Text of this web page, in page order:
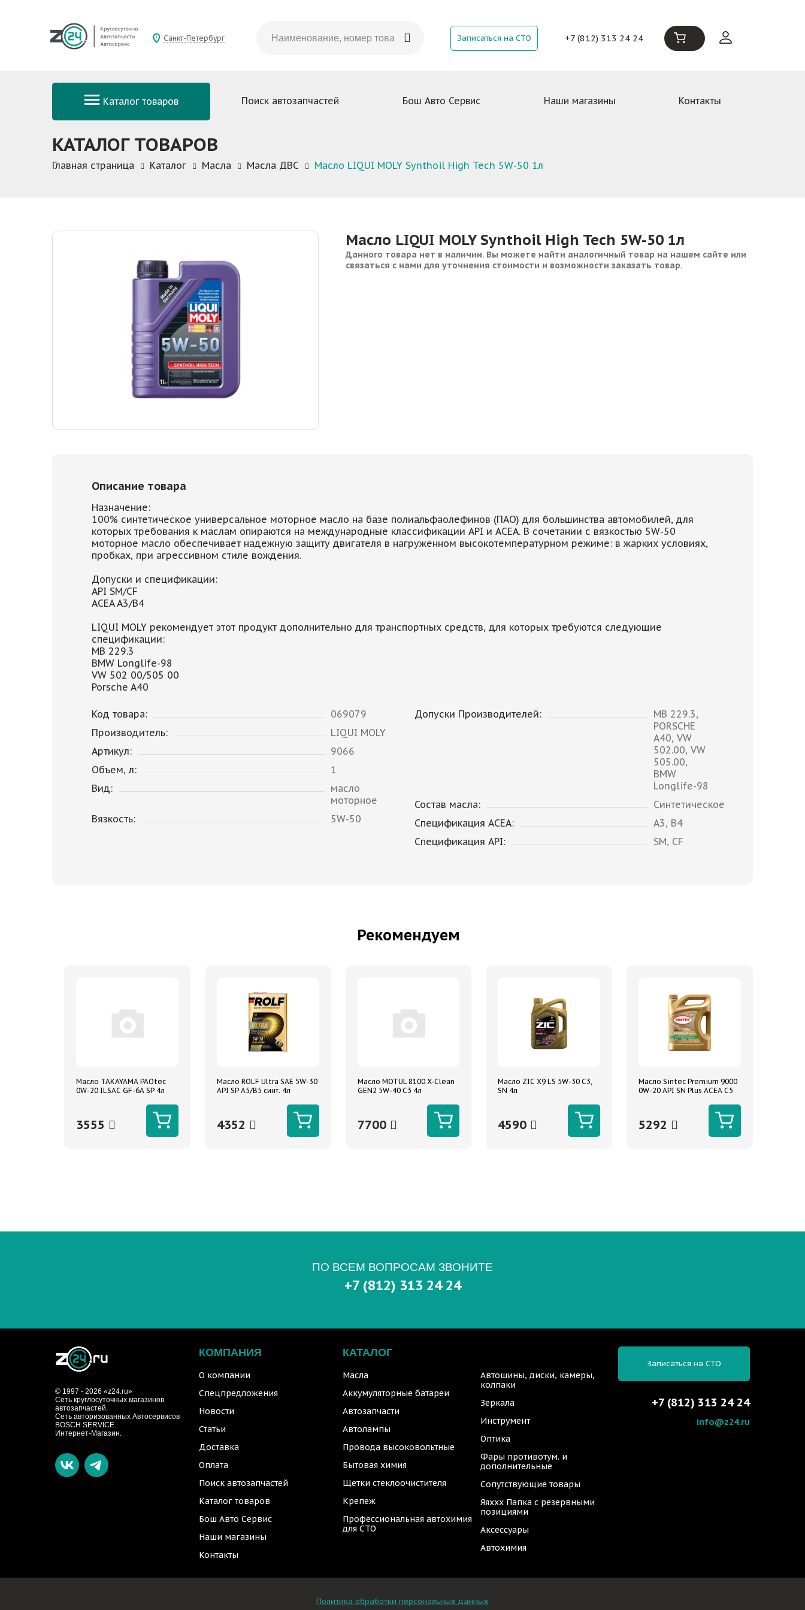
Санкт-Петербург Записаться на СТО +7 (812) 313 24 24
Каталог товаров Поиск автозапчастей Бош Авто Сервис Наши магазины Контакты
КАТАЛОГ ТОВАРОВ
Главная страница Каталог Масла Масла ДВС Масло LIQUI MOLY Synthoil High Tech 5W-50 1л
Масло LIQUI MOLY Synthoil High Tech 5W-50 1л
Данного товара нет в наличии. Вы можете найти аналогичный товар на нашем сайте или
связаться с нами для уточнения стоимости и возможности заказать товар.
Описание товара
Назначение:
100% синтетическое универсальное моторное масло на базе полиальфаолефинов (ПАО) для большинства автомобилей, для
которых требования к маслам опираются на международные классификации API и ACEA. В сочетании с вязкостью 5W-50
моторное масло обеспечивает надежную защиту двигателя в нагруженном высокотемпературном режиме: в жарких условиях,
пробках, при агрессивном стиле вождения.
Допуски и спецификации:
API SM/CF
ACEA A3/B4
LIQUI MOLY рекомендует этот продукт дополнительно для транспортных средств, для которых требуются следующие
спецификации:
MB 229.3
BMW Longlife-98
VW 502 00/505 00
Porsche A40
Код товара:
069079
Производитель:
LIQUI MOLY
Артикул:
9066
Объем, л:
1
Вид:
масло
моторное
Вязкость:
5W-50
Допуски Производителей:
MB 229.3,
PORSCHE
A40, VW
502.00, VW
505.00,
BMW
Longlife-98
Состав масла:
Синтетическое
Спецификация ACEA:
A3, B4
Спецификация API:
SM, CF
Рекомендуем
Масло TAKAYAMA PAOtec
0W-20 ILSAC GF-6A SP 4л
3555
Масло ROLF Ultra SAE 5W-30
API SP A5/B5 синт. 4л
4352
Масло MOTUL 8100 X-Clean
GEN2 5W-40 C3 4л
7700
Масло ZIC X9 LS 5W-30 C3,
SN 4л
4590
Масло Sintec Premium 9000
0W-20 API SN Plus ACEA C5
5292
ПО ВСЕМ ВОПРОСАМ ЗВОНИТЕ
+7 (812) 313 24 24
© 1997 - 2026 «z24.ru»
Cеть круглосуточных магазинов
автозапчастей.
Сеть авторизованных Автосервисов
BOSCH SERVICE.
Интернет-Магазин.
КОМПАНИЯ
О компании
Спецпредложения
Новости
Статьи
Доставка
Оплата
Поиск автозапчастей
Каталог товаров
Бош Авто Сервис
Наши магазины
Контакты
КАТАЛОГ
Масла
Аккумуляторные батареи
Автозапчасти
Автолампы
Провода высоковольтные
Бытовая химия
Щетки стеклоочистителя
Крепеж
Профессиональная автохимия
для СТО
Автошины, диски, камеры,
колпаки
Зеркала
Инструмент
Оптика
Фары противотум. и
дополнительные
Сопутствующие товары
Яяххх Папка с резервными
позициями
Аксессуары
Автохимия
Записаться на СТО
+7 (812) 313 24 24
info@z24.ru
Политика обработки персональных данных